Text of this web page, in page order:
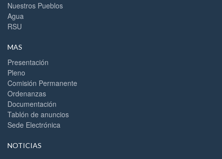
Nuestros Pueblos
Agua
RSU
MAS
Presentación
Pleno
Comisión Permanente
Ordenanzas
Documentación
Tablón de anuncios
Sede Electrónica
NOTICIAS